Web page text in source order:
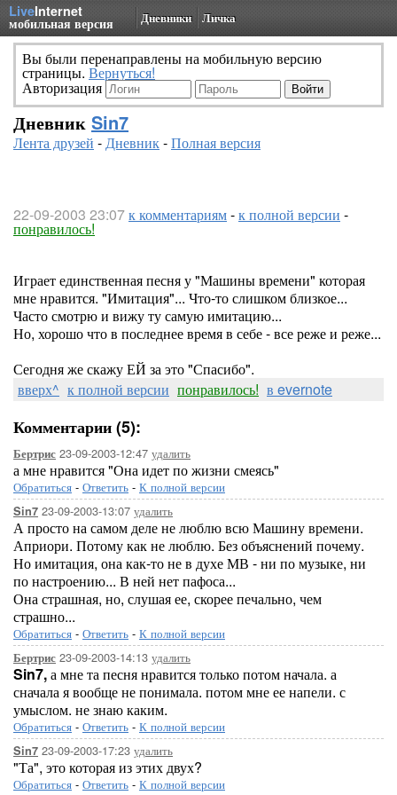
LiveInternet
мобильная версия Дневники Личка
Вы были перенаправлены на мобильную версию
страницы. Вернуться!
Авторизация
Дневник Sin7
Лента друзей -Дневник-Полная версия
22-09-2003 23:07к комментариям-к полной версии -
понравилось!
Играет единственная песня у "Машины времени" которая
мне нравится. "Имитация"... Что-то слишком близкое...
Часто смотрю и вижу ту самую имитацию...
Но, хорошо что в последнее время в себе - все реже и реже...
Сегодня же скажу ЕЙ за это "Спасибо".
вверх^ к полной версии понравилось! в evernote
Комментарии (5):
Бертрис 23-09-2003-12:47 удалить
а мне нравится "Она идет по жизни смеясь"
Обратиться - Ответить - К полной версии
Sin7 23-09-2003-13:07 удалить
А просто на самом деле не люблю всю Машину времени.
Априори. Потому как не люблю. Без объяснений почему.
Но имитация, она как-то не в духе МВ - ни по музыке, ни
по настроению... В ней нет пафоса...
Она страшная, но, слушая ее, скорее печально, чем
страшно...
Обратиться - Ответить - К полной версии
Бертрис 23-09-2003-14:13 удалить
Sin7,а мне та песня нравится только потом начала. а
сначала я вообще не понимала. потом мне ее напели. с
умыслом. не знаю каким.
Обратиться - Ответить - К полной версии
Sin7 23-09-2003-17:23 удалить
"Та", это которая из этих двух?
Обратиться - Ответить - К полной версии